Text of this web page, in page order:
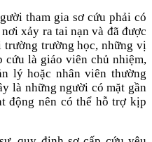
tham gia sơ cứu phải có
xảy ra tai nạn và đã được
trường trường học, những vị
là giáo viên chủ nhiệm,
lý hoặc nhân viên thường
là những người có mặt gần
động nên có thể hỗ trợ kịp